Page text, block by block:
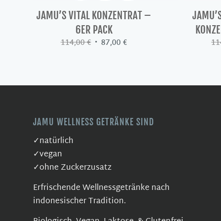
JAMU’S VITAL KONZENTRAT –
6ER PACK
114,00€ Ursprünglicher
87,00€Aktueller
JAMU WELLNESS GETRÄNKE SIND
✓natürlich
✓vegan
✓ohne Zuckerzusatz
Erfrischende Wellnessgetränke nach
indonesischer Tradition.